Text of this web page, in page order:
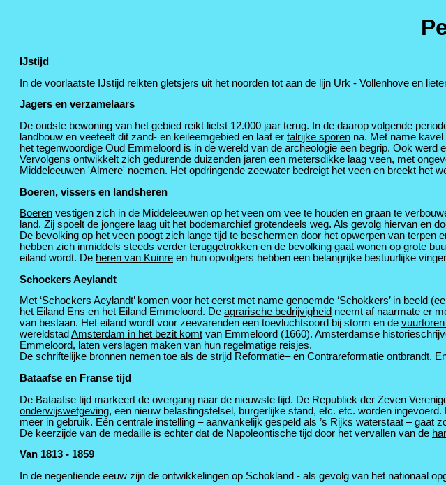
IJstijd
In de voorlaatste IJstijd reikten gletsjers uit het noorden tot aan de lijn Urk - Vollenhove en
Jagers en verzamelaars
De oudste bewoning van het gebied reikt liefst 12.000 jaar terug. In de daarop volgende
landbouw en veeteelt dit zand- en keileemgebied en laat er talrijke sporen na. Met name
het tegenwoordige Oud Emmeloord is in de wereld van de archeologie een begrip. Ook werd
Vervolgens ontwikkelt zich gedurende duizenden jaren een metersdikke laag veen, met
Middeleeuwen 'Almere' noemen. Het opdringende zeewater bedreigt het veen en breekt het
Boeren, vissers en landsheren
Boeren vestigen zich in de Middeleeuwen op het veen om vee te houden en graan te
land. Zij spoelt de jongere laag uit het bodemarchief grotendeels weg. Als gevolg hiervan en
De bevolking op het veen poogt zich lange tijd te beschermen door het opwerpen van
hebben zich inmiddels steeds verder teruggetrokken en de bevolking gaat wonen op grote
eiland wordt. De heren van Kuinre en hun opvolgers hebben een belangrijke bestuurlijke
Schockers Aeylandt
Met ‘Schockers Aeylandt’ komen voor het eerst met name genoemde ‘Schokkers’ in beeld
het Eiland Ens en het Eiland Emmeloord. De agrarische bedrijvigheid neemt af naarmate er
van bestaan. Het eiland wordt voor zeevarenden een toevluchtsoord bij storm en de
wereldstad Amsterdam in het bezit komt van Emmeloord (1660). Amsterdamse
Emmeloord, laten verslagen maken van hun regelmatige reisjes.
De schriftelijke bronnen nemen toe als de strijd Reformatie– en Contrareformatie ontbrandt.
Bataafse en Franse tijd
De Bataafse tijd markeert de overgang naar de nieuwste tijd. De Republiek der Zeven
onderwijswetgeving, een nieuw belastingstelsel, burgerlijke stand, etc. etc. worden
meer in gebruik. Eén centrale instelling – aanvankelijk gespeld als ’s Rijks waterstaat – gaat
De keerzijde van de medaille is echter dat de Napoleontische tijd door het vervallen van de
Van 1813 - 1859
In de negentiende eeuw zijn de ontwikkelingen op Schokland - als gevolg van het nationaal